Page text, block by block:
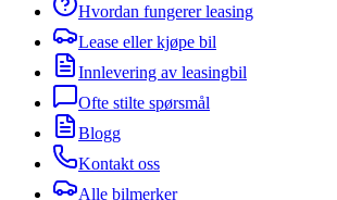
Hvordan fungerer leasing
Lease eller kjøpe bil
Innlevering av leasingbil
Ofte stilte spørsmål
Blogg
Kontakt oss
Alle bilmerker